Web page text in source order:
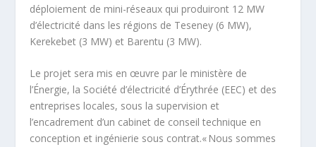
déploiement de mini-réseaux qui produiront 12 MW
d’électricité dans les régions de Teseney (6 MW),
Kerekebet (3 MW) et Barentu (3 MW).
Le projet sera mis en œuvre par le ministère de
l’Énergie, la Société d’électricité d’Érythrée (EEC) et des
entreprises locales, sous la supervision et
l’encadrement d’un cabinet de conseil technique en
conception et ingénierie sous contrat.« Nous sommes